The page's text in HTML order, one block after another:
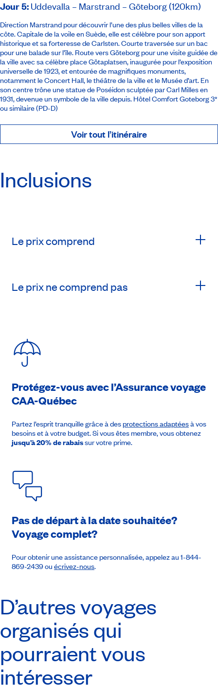
Jour 5: Uddevalla – Marstrand – Göteborg (120km)
Direction Marstrand pour découvrir l’une des plus belles villes de la
côte. Capitale de la voile en Suède, elle est célèbre pour son apport
historique et sa forteresse de Carlsten. Courte traversée sur un bac
pour une balade sur l’île. Route vers Göteborg pour une visite guidée de
la ville avec sa célèbre place Götaplatsen, inaugurée pour l’exposition
universelle de 1923, et entourée de magnifiques monuments,
notamment le Concert Hall, le théâtre de la ville et le Musée d’art. En
son centre trône une statue de Poséidon sculptée par Carl Milles en
1931, devenue un symbole de la ville depuis. Hôtel Comfort Goteborg 3*
ou similaire(PD-D)
Voir tout l’itinéraire
Inclusions
Le prix comprend
Le prix ne comprend pas
Protégez-vous avec l’Assurance voyage
CAA-Québec
Partez l’esprit tranquille grâce à desprotections adaptéesà vos
besoins et à votre budget. Si vous êtes membre, vous obtenez
jusqu’à 20% de rabaissur votre prime.
À partir de
Prendre rendez-vous
Pas de départ à la date souhaitée?
Voyage complet?
Pour obtenir une assistance personnalisée, appelez au 1-844-
869-2439 ou écrivez-nous.
D’autres voyages
organisés qui
pourraient vous
intéresser